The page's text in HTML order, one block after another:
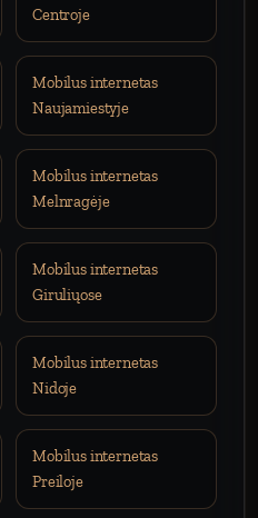
Centroje
Mobilus internetas
Naujamiestyje
Mobilus internetas
Melnragėje
Mobilus internetas
Giruliųose
Mobilus internetas
Nidoje
Mobilus internetas
Preiloje